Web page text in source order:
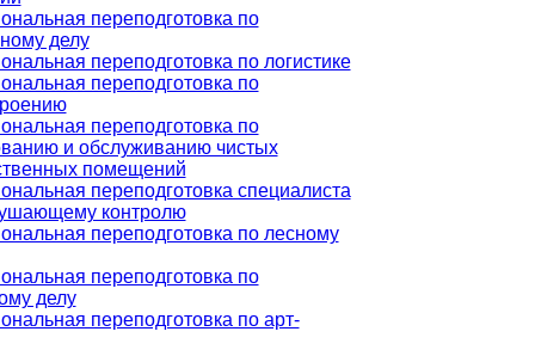
переподготовка по
делу
переподготовка по логистике
переподготовка по
переподготовка по
и обслуживанию чистых
помещений
переподготовка специалиста
контролю
переподготовка по лесному
переподготовка по
делу
переподготовка по арт-